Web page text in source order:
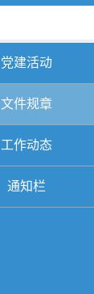
党建活动
文件规章
工作动态
通知栏